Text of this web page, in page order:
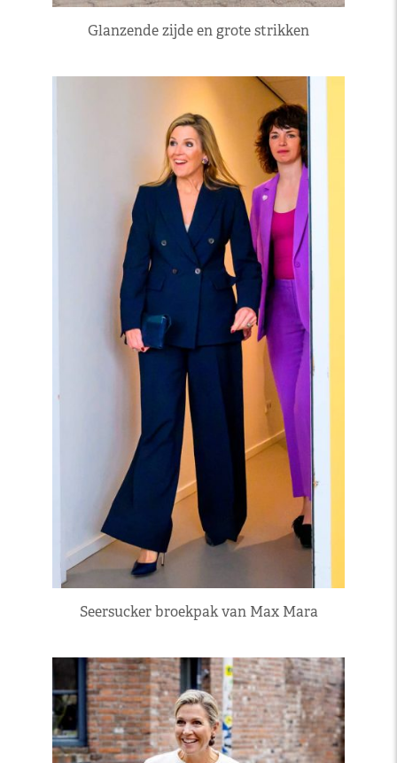
Glanzende zijde en grote strikken
Seersucker broekpak van Max Mara